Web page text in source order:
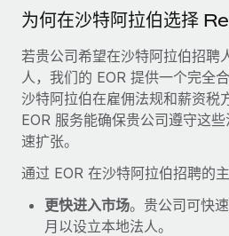
six-month project with a dedicated
了解更多
为何在沙特阿拉伯选择
若贵公司希望在沙特阿拉伯招聘
人，我们的 EOR 提供一个完全
沙特阿拉伯在雇佣法规和薪资税
EOR 服务能确保贵公司遵守这
速扩张。
通过 EOR 在沙特阿拉伯招聘的主
更快进入市场。贵公司可快
月以设立本地法人。